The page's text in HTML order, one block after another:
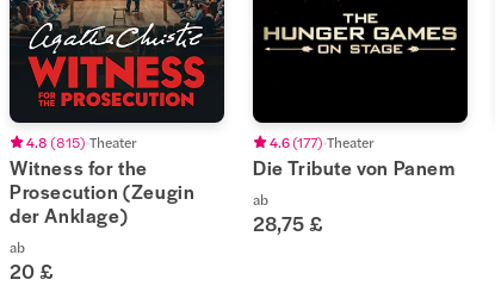
4.8(815) Theater
Witness for the
Prosecution (Zeugin
der Anklage)
ab
20 £
4.6(177) Theater
Die Tribute von Panem
ab
28,75 £